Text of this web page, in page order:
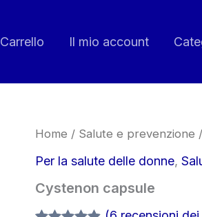
Carrello Il mio account
Home / Salute e prevenzione
Per la salute delle donne,
Cystenon capsule